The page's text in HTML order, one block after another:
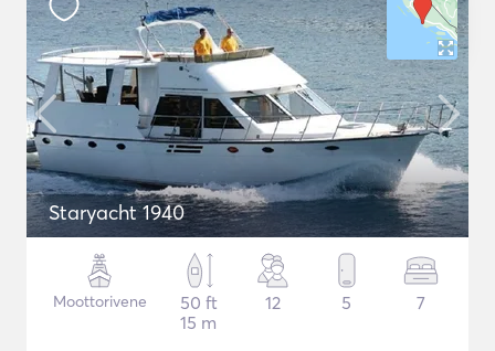
Staryacht 1940
Moottorivene
50 ft
15 m
12 5 7